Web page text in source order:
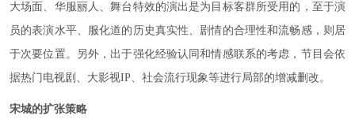
大场面、华服丽人、舞台特效的演出是为目标客群所受用的，至于演
员的表演水平、服化道的历史真实性、剧情的合理性和流畅感，则居
于次要位置。另外，出于强化经验认同和情感联系的考虑，节目会依
据热门电视剧、大影视IP、社会流行现象等进行局部的增减删改。
宋城的扩张策略